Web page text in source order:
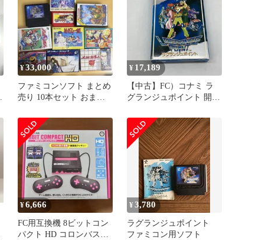
¥33,000
ファミコンソフト まとめ
売り 10本セット おまけ
¥ 17,189
【中古】FC）コナミ ラ
グランジュポイント 開封
¥6,666
FC用互換機 8ビットコン
パクト HD コロンバスサ
¥3,780
ラグランジュポイント
ファミコン用ソフト